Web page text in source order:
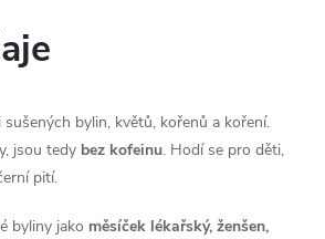
bylin, květů, kořenů a koření.
jsou tedy bez kofeinu. Hodí se pro děti,
pití.
byliny jako měsíček lékařský, ženšen,